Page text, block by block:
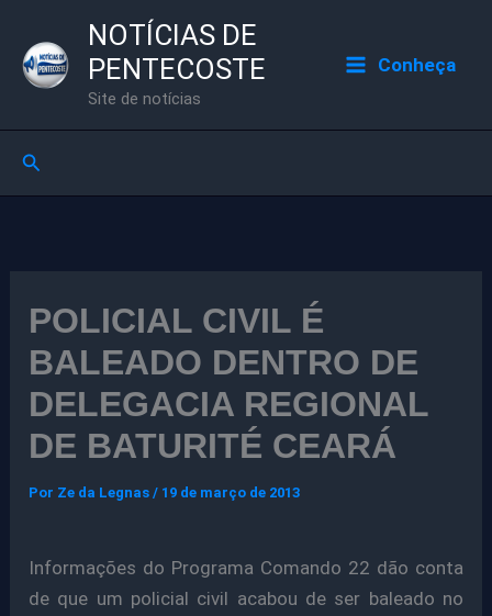
para
NOTÍCIAS DE
PENTECOSTE
Site de notícias
Conheça
Pesquisar
POLICIAL CIVIL É
BALEADO DENTRO DE
DELEGACIA REGIONAL
DE BATURITÉ CEARÁ
Por Ze da Legnas/ 19 de março de 2013
Informações do Programa Comando 22 dão conta
de que um policial civil acabou de ser baleado no